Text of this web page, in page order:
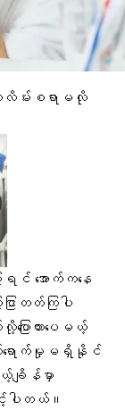
းလိမ်းစရာမလို
းရင် အောက်ကနေ
ာတတ်ကြပါ
ောထားပေမယ့်
သက်ရောက်မှုမရှိနိုင်
ချိန်မှာ
ပါတယ်။